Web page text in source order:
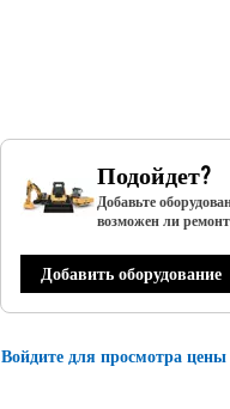
Подойдет?
Добавьте
возможен ли
Добавить оборудование
Войдите для просмотра